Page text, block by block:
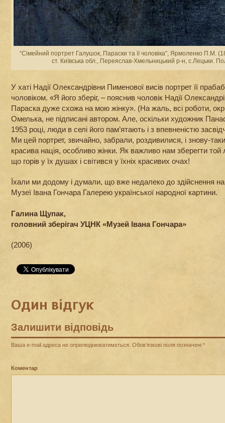
“Сімейний портрет Галушок, Параски та її чоловіка”, Ярмоленко П.М.
ст. Київська обл., Переяслав-Хмельницький р-н, с.Лецьки.
У хаті Надії Олександрівни Пименової висів портрет її
чоловіком. «Я його зберіг, – пояснив чоловік Надії
Параска дуже схожа на мою жінку». (На жаль, всі роботи,
Омелька, не підписані автором. Але, оскільки художник
1953 році, люди в селі його пам’ятають і з впевненістю
Ми цей портрет, звичайно, забрали, роздивилися, і знову-
красива нація, особливо жінки. Як важливо нам зберегти той
що горів у їх душах і світився у їхніх красивих очах!
Їхали ми додому і думали, що вже недалеко до здійснення
Музеї Івана Гончара Галерею української народної картини.
Галина Щупак,
головний зберігач УЦНК «Музей Івана Гончара»
(2006)
Один відгук
Залишити відповідь
Ваша e-mail адреса не оприлюднюватиметься. Обов’язкові поля позначені *
Коментар